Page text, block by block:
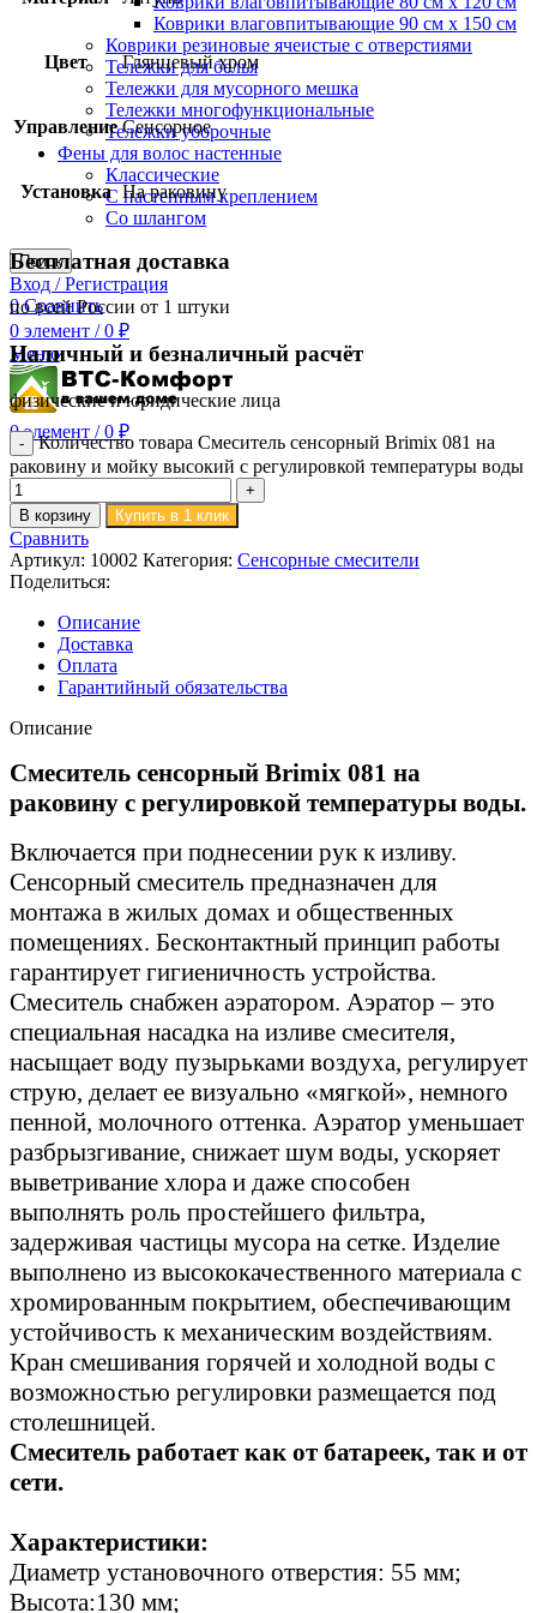
Коврики влаговпитывающие 90 см х 150 см
Коврики резиновые ячеистые с отверстиями
Тележки для белья
Тележки для мусорного мешка
Тележки многофункциональные
Тележки уборочные
Фены для волос настенные
Классические
С настенным креплением
Со шлангом
Поиск
Вход / Регистрация
0 Сравнить
0 элемент / 0 ₽
Меню
0элемент / 0 ₽
Цвет Глянцевый хром
Управление Сенсорное
Установка На раковину
Бесплатная доставка
по всей России от 1 штуки
Наличный и безналичный расчёт
физические и юридические лица
Количество товара Смеситель сенсорный Brimix 081 на
раковину и мойку высокий с регулировкой температуры воды
В корзину Купить в 1 клик
Сравнить
Артикул: 10002 Категория: Сенсорные смесители
Поделиться:
Описание
Доставка
Оплата
Гарантийный обязательства
Описание
Смеситель сенсорный Brimix 081 на
раковину с регулировкой температуры воды.
Включается при поднесении рук к изливу.
Сенсорный смеситель предназначен для
монтажа в жилых домах и общественных
помещениях. Бесконтактный принцип работы
гарантирует гигиеничность устройства.
Смеситель снабжен аэратором. Аэратор – это
специальная насадка на изливе смесителя,
насыщает воду пузырьками воздуха, регулирует
струю, делает ее визуально «мягкой», немного
пенной, молочного оттенка. Аэратор уменьшает
разбрызгивание, снижает шум воды, ускоряет
выветривание хлора и даже способен
выполнять роль простейшего фильтра,
задерживая частицы мусора на сетке. Изделие
выполнено из высококачественного материала с
хромированным покрытием, обеспечивающим
устойчивость к механическим воздействиям.
Кран смешивания горячей и холодной воды с
возможностью регулировки размещается под
столешницей.
Смеситель работает как от батареек, так и от
сети.
Характеристики:
Диаметр установочного отверстия: 55 мм;
Высота:130 мм;